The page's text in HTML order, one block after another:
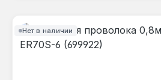
Нет в наличии